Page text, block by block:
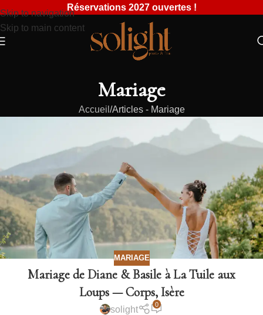
Skip to navigation
Skip to main content
Réservations 2027 ouvertes !
Mariage
Accueil Articles - Mariage
MARIAGE
Mariage de Diane & Basile à La Tuile aux
Loups — Corps, Isère
solight
0